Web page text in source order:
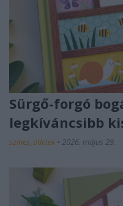
Sürgő-forgó
legkíváncsibb
színes_ötletek • 2026. május 29.